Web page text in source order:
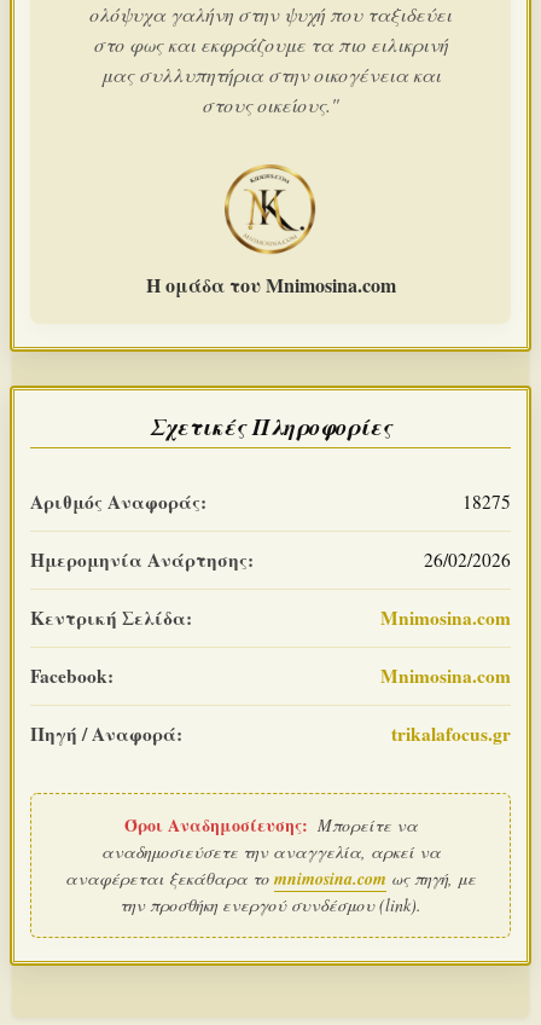
ολόψυχα γαλήνη στην ψυχή που ταξιδεύει
στο φως και εκφράζουμε τα πιο ειλικρινή
μας συλλυπητήρια στην οικογένεια και
στους οικείους."
Η ομάδα του Mnimosina.com
Σχετικές Πληροφορίες
Αριθμός Αναφοράς: 18275
Ημερομηνία Ανάρτησης: 26/02/2026
Κεντρική Σελίδα: Mnimosina.com
Facebook: Mnimosina.com
Πηγή / Αναφορά: trikalafocus.gr
Όροι Αναδημοσίευσης: Μπορείτε να
αναδημοσιεύσετε την αναγγελία, αρκεί να
αναφέρεται ξεκάθαρα το mnimosina.com ως πηγή, με
την προσθήκη ενεργού συνδέσμου (link).